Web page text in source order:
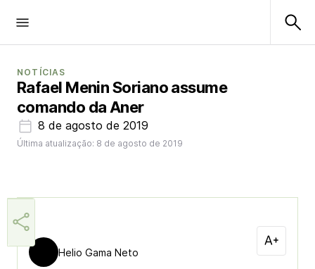
NOTÍCIAS
Rafael Menin Soriano assume
comando da Aner
8 de agosto de 2019
Última atualização: 8 de agosto de 2019
Helio Gama Neto